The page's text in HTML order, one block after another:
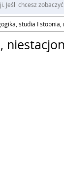
chcesz
studia I